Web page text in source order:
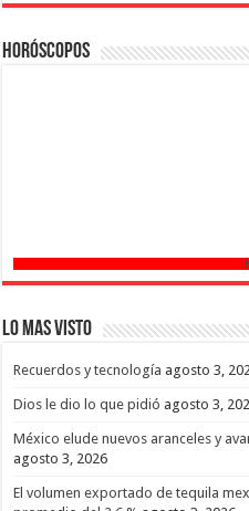
Horóscopos
Lo mas Visto
Recuerdos y tecnología agosto 3,
Dios le dio lo que pidió agosto 3,
México elude nuevos aranceles y
agosto 3, 2026
El volumen exportado de tequila